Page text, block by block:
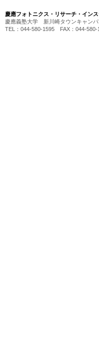
慶應フォトニクス・リサーチ・イン
慶應義塾大学 新川崎タウンキャン
TEL：044-580-1595 FAX：044-